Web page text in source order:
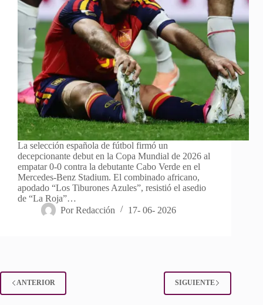
La selección española de fútbol firmó un
decepcionante debut en la Copa Mundial de 2026 al
empatar 0-0 contra la debutante Cabo Verde en el
Mercedes-Benz Stadium. El combinado africano,
apodado “Los Tiburones Azules”, resistió el asedio
de “La Roja”…
Por Redacción 17- 06- 2026
ANTERIOR SIGUIENTE